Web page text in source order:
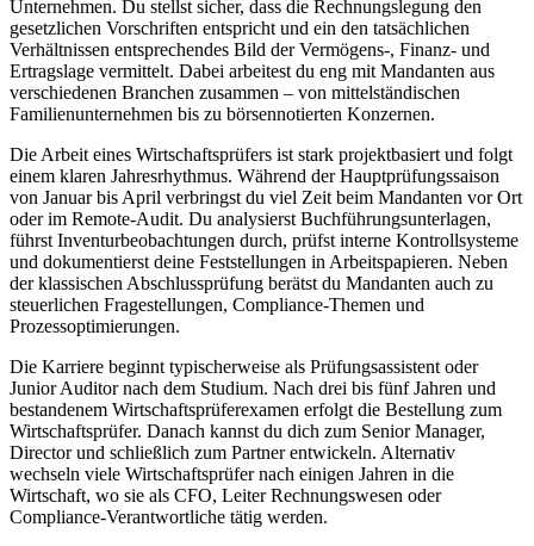
Unternehmen. Du stellst sicher, dass die Rechnungslegung den
gesetzlichen Vorschriften entspricht und ein den tatsächlichen
Verhältnissen entsprechendes Bild der Vermögens-, Finanz- und
Ertragslage vermittelt. Dabei arbeitest du eng mit Mandanten aus
verschiedenen Branchen zusammen – von mittelständischen
Familienunternehmen bis zu börsennotierten Konzernen.
Die Arbeit eines Wirtschaftsprüfers ist stark projektbasiert und folgt
einem klaren Jahresrhythmus. Während der Hauptprüfungssaison
von Januar bis April verbringst du viel Zeit beim Mandanten vor Ort
oder im Remote-Audit. Du analysierst Buchführungsunterlagen,
führst Inventurbeobachtungen durch, prüfst interne Kontrollsysteme
und dokumentierst deine Feststellungen in Arbeitspapieren. Neben
der klassischen Abschlussprüfung berätst du Mandanten auch zu
steuerlichen Fragestellungen, Compliance-Themen und
Prozessoptimierungen.
Die Karriere beginnt typischerweise als Prüfungsassistent oder
Junior Auditor nach dem Studium. Nach drei bis fünf Jahren und
bestandenem Wirtschaftsprüferexamen erfolgt die Bestellung zum
Wirtschaftsprüfer. Danach kannst du dich zum Senior Manager,
Director und schließlich zum Partner entwickeln. Alternativ
wechseln viele Wirtschaftsprüfer nach einigen Jahren in die
Wirtschaft, wo sie als CFO, Leiter Rechnungswesen oder
Compliance-Verantwortliche tätig werden.